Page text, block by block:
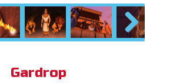
Next
Gardrop